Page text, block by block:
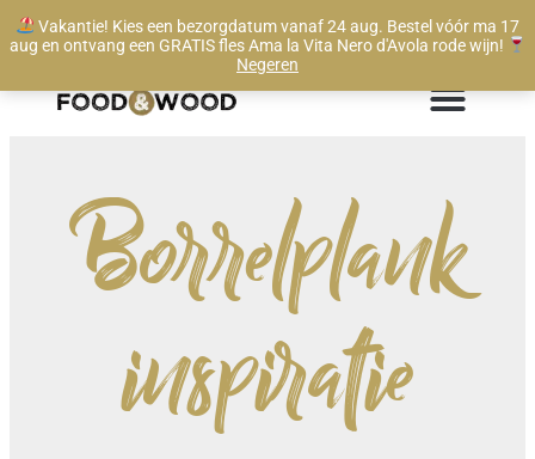
Vakantie! Kies een bezorgdatum vanaf 24 aug. Bestel vóór ma 17
aug en ontvang een GRATIS fles Ama la Vita Nero d'Avola rode wijn!
Negeren
Te bestellen vanaf 1 stuk
Borrelplank
inspiratie